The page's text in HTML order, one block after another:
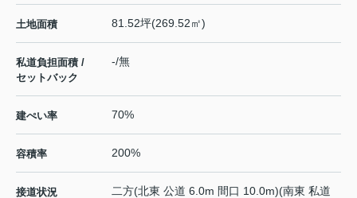
土地面積 81.52坪(269.52㎡)
私道負担面積 /
セットバック
-/無
建ぺい率 70%
容積率 200%
接道状況 二方(北東 公道 6.0m 間口 10.0m)(南東 私道